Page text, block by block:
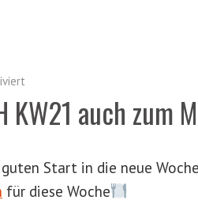
KW21 auch zum
Start in die neue Woche
für diese Woche